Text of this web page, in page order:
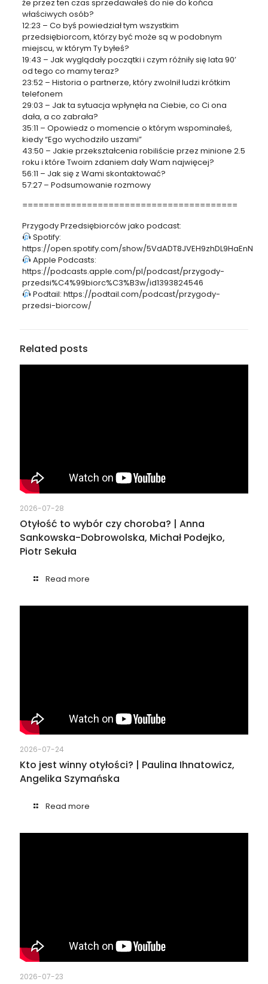
że przez ten czas sprzedawałeś do nie do końca
właściwych osób?
12:23 – Co byś powiedział tym wszystkim
przedsiębiorcom, którzy być może są w podobnym
miejscu, w którym Ty byłeś?
19:43 – Jak wyglądały początki i czym różniły się lata 90’
od tego co mamy teraz?
23:52 – Historia o partnerze, który zwolnił ludzi krótkim
telefonem
29:03 – Jak ta sytuacja wpłynęła na Ciebie, co Ci ona
dała, a co zabrała?
35:11 – Opowiedz o momencie o którym wspominałeś,
kiedy “Ego wychodziło uszami”
43:50 – Jakie przekształcenia robiliście przez minione 2.5
roku i które Twoim zdaniem dały Wam najwięcej?
56:11 – Jak się z Wami skontaktować?
57:27 – Podsumowanie rozmowy
========================================
Przygody Przedsiębiorców jako podcast:
Spotify:
https://open.spotify.com/show/5VdADT8JVEH9zhDL9HaEnN
Apple Podcasts:
https://podcasts.apple.com/pl/podcast/przygody-
przedsi%C4%99biorc%C3%B3w/id1393824546
Podtail: https://podtail.com/podcast/przygody-
przedsi-biorcow/
Related posts
2026-07-28
Otyłość to wybór czy choroba? | Anna
Sankowska-Dobrowolska, Michał Podejko,
Piotr Sekuła
Read more
2026-07-24
Kto jest winny otyłości? | Paulina Ihnatowicz,
Angelika Szymańska
Read more
2026-07-23